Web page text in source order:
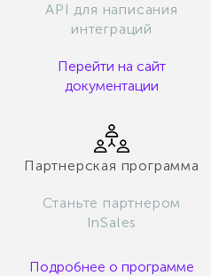
API для написания
интеграций
Перейти на сайт
документации
Партнерская программа
Станьте партнером
InSales
Подробнее о программе